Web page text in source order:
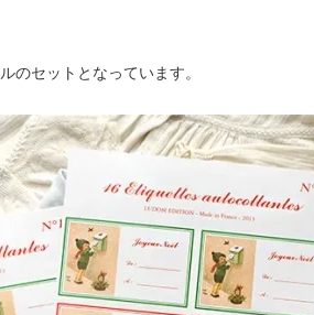
のセットとなっています。